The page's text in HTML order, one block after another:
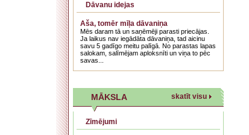
Dāvanu idejas
Aša, tomēr mīļa dāvaniņa
Mēs daram tā un saņēmēji parasti priecājas.
Ja laikus nav iegādāta dāvaniņa, tad aicinu
savu 5 gadīgo meitu palīgā. No parastas lapas
salokam, salīmējam aploksnīti un viņa to pēc
savas...
MĀKSLA skatīt visu
Zīmējumi